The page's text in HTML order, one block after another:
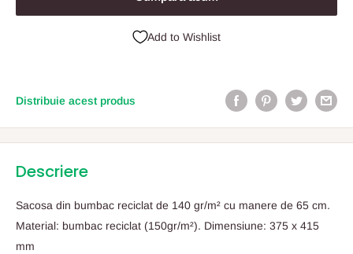
Add to Wishlist
Distribuie acest produs
Descriere
Sacosa din bumbac reciclat de 140 gr/m² cu manere de 65 cm.
Material: bumbac reciclat (150gr/m²). Dimensiune: 375 x 415
mm